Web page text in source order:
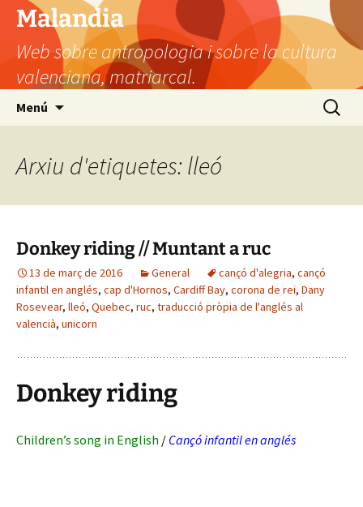
Vés
contingut
Malandia
Web sobre antropologia i sobre la cultura
valenciana, matriarcal.
Menú Cerca:
Arxiu d'etiquetes: lleó
Donkey riding // Muntant a ruc
13 de març de 2016 General cançó d'alegria, cançó
infantil en anglés, cap d'Hornos, Cardiff Bay, corona de rei, Dany
Rosevear, lleó, Quebec, ruc, traducció pròpia de l'anglés al
valencià, unicorn
Donkey riding
Children’s song in English / Cançó infantil en anglés